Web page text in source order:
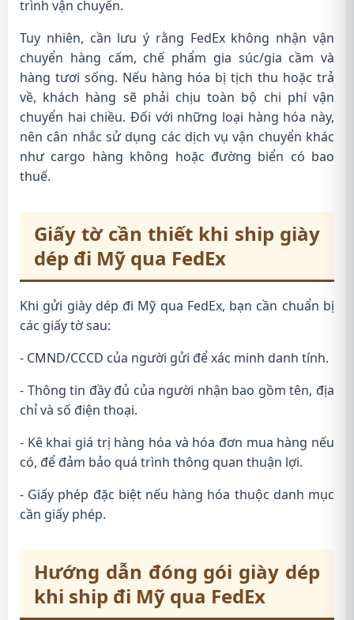
trình vận chuyển.
Tuy nhiên, cần lưu ý rằng FedEx không nhận vận
chuyển hàng cấm, chế phẩm gia súc/gia cầm và
hàng tươi sống. Nếu hàng hóa bị tịch thu hoặc trả
về, khách hàng sẽ phải chịu toàn bộ chi phí vận
chuyển hai chiều. Đối với những loại hàng hóa này,
nên cân nhắc sử dụng các dịch vụ vận chuyển khác
như cargo hàng không hoặc đường biển có bao
thuế.
Giấy tờ cần thiết khi ship giày
dép đi Mỹ qua FedEx
Khi gửi giày dép đi Mỹ qua FedEx, bạn cần chuẩn bị
các giấy tờ sau:
- CMND/CCCD của người gửi để xác minh danh tính.
- Thông tin đầy đủ của người nhận bao gồm tên, địa
chỉ và số điện thoại.
- Kê khai giá trị hàng hóa và hóa đơn mua hàng nếu
có, để đảm bảo quá trình thông quan thuận lợi.
- Giấy phép đặc biệt nếu hàng hóa thuộc danh mục
cần giấy phép.
Hướng dẫn đóng gói giày dép
khi ship đi Mỹ qua FedEx